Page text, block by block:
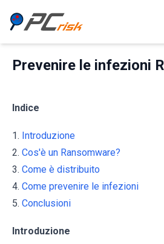
Prevenire le infezioni
Indice
1. Introduzione
2. Cos'è un Ransomware?
3. Come è distribuito
4. Come prevenire le infezioni
5. Conclusioni
Introduzione